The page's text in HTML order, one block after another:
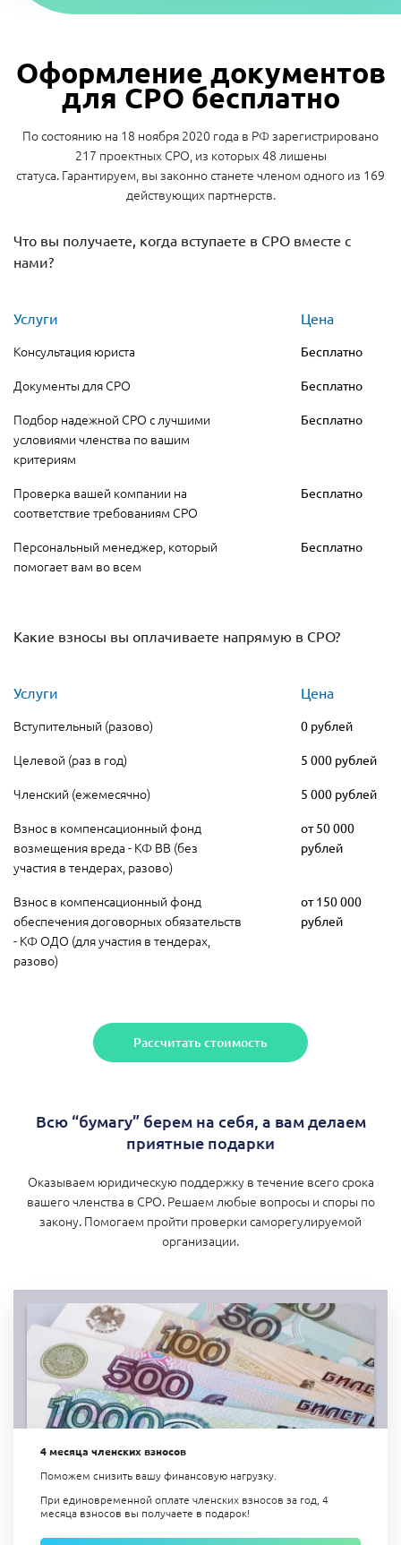
Оформление документов
для СРО бесплатно
По состоянию на 18 ноября 2020 года в РФ зарегистрировано
217 проектных СРО, из которых 48 лишены
статуса. Гарантируем, вы законно станете членом одного из 169
действующих партнерств.
Что вы получаете, когда вступаете в СРО вместе с
нами?
Услуги
Цена
Консультация юриста
Бесплатно
Документы для СРО Бесплатно
Подбор надежной СРО с лучшими
условиями членства по вашим
критериям
Бесплатно
Проверка вашей компании на
соответствие требованиям СРО
Бесплатно
Персональный менеджер, который
помогает вам во всем
Бесплатно
Какие взносы вы оплачиваете напрямую в СРО?
Услуги
Цена
Вступительный (разово)
0 рублей
Целевой (раз в год) 5 000 рублей
Членский (ежемесячно) 5 000 рублей
Взнос в компенсационный фонд
возмещения вреда - КФ ВВ (без
участия в тендерах, разово)
от 50 000
рублей
Взнос в компенсационный фонд
обеспечения договорных обязательств
- КФ ОДО (для участия в тендерах,
разово)
от 150 000
рублей
Рассчитать стоимость
Всю “бумагу” берем на себя, а вам делаем
приятные подарки
Оказываем юридическую поддержку в течение всего срока
вашего членства в СРО. Решаем любые вопросы и споры по
закону. Помогаем пройти проверки саморегулируемой
организации.
4 месяца членских взносов
Поможем снизить вашу финансовую нагрузку.
При единовременной оплате членских взносов за год, 4
месяца взносов вы получаете в подарок!